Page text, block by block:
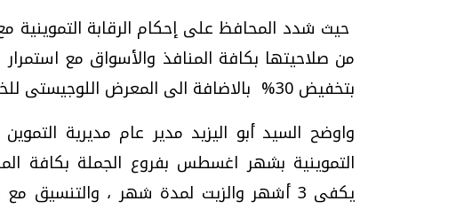
حيث شدد المحافظ على إحكام الرقابة التموينية
بتخفيض 30% بالاضافة الى المعرض اللوجيستى للخضر والفاكهة.
واوضح السيد أبو اليزيد مدير عام مديرية
التموينية بشهر اغسطس بفروع الجملة بكافة
يكفى 3 أشهر والزيت لمدة شهر ، والتنسيق
فيديو.. الإعلام الرقمي..
وتحديات هائلة
الخميس، 30 يوليو 2026 01:09 م
موجات الطقس الساخنة.. لماذا تحدث وكيف